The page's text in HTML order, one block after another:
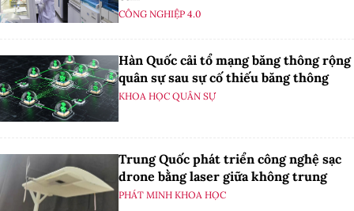
CÔNG NGHIỆP 4.0
Hàn Quốc cải tổ mạng băng thông rộng
quân sự sau sự cố thiếu băng thông
KHOA HỌC QUÂN SỰ
Trung Quốc phát triển công nghệ sạc
drone bằng laser giữa không trung
PHÁT MINH KHOA HỌC